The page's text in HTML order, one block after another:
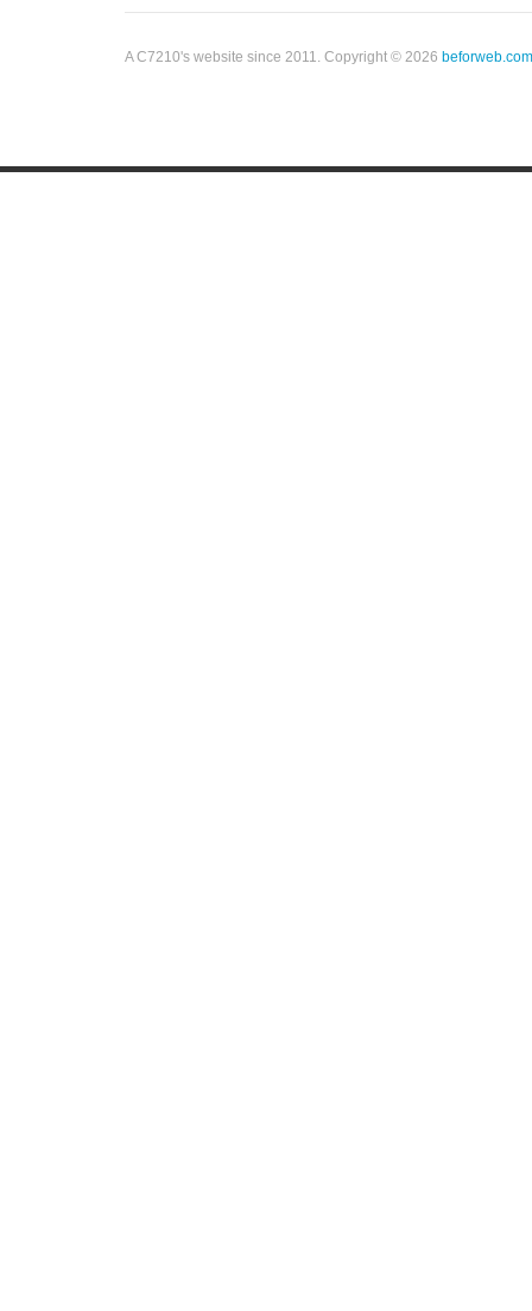
A C7210's website since 2011. Copyright © 2026 beforweb.com